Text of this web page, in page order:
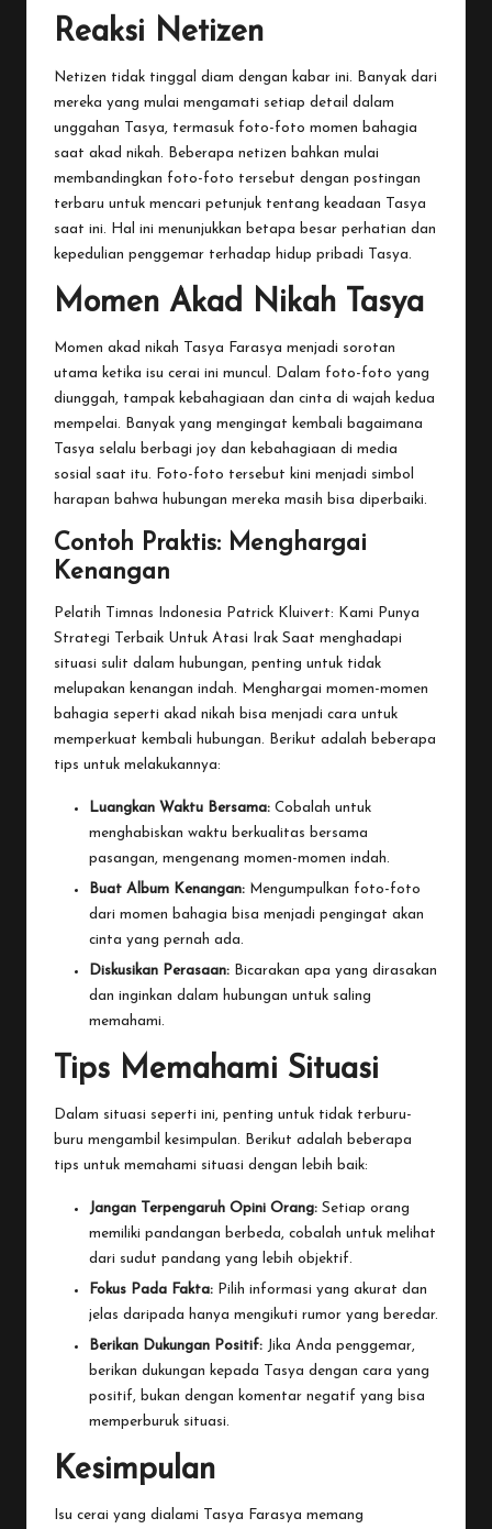
Reaksi Netizen
Netizen tidak tinggal diam dengan kabar ini. Banyak dari
mereka yang mulai mengamati setiap detail dalam
unggahan Tasya, termasuk foto-foto momen bahagia
saat akad nikah. Beberapa netizen bahkan mulai
membandingkan foto-foto tersebut dengan postingan
terbaru untuk mencari petunjuk tentang keadaan Tasya
saat ini. Hal ini menunjukkan betapa besar perhatian dan
kepedulian penggemar terhadap hidup pribadi Tasya.
Momen Akad Nikah Tasya
Momen akad nikah Tasya Farasya menjadi sorotan
utama ketika isu cerai ini muncul. Dalam foto-foto yang
diunggah, tampak kebahagiaan dan cinta di wajah kedua
mempelai. Banyak yang mengingat kembali bagaimana
Tasya selalu berbagi joy dan kebahagiaan di media
sosial saat itu. Foto-foto tersebut kini menjadi simbol
harapan bahwa hubungan mereka masih bisa diperbaiki.
Contoh Praktis: Menghargai
Kenangan
Pelatih Timnas Indonesia Patrick Kluivert: Kami Punya
Strategi Terbaik Untuk Atasi Irak Saat menghadapi
situasi sulit dalam hubungan, penting untuk tidak
melupakan kenangan indah. Menghargai momen-momen
bahagia seperti akad nikah bisa menjadi cara untuk
memperkuat kembali hubungan. Berikut adalah beberapa
tips untuk melakukannya:
Luangkan Waktu Bersama: Cobalah untuk
menghabiskan waktu berkualitas bersama
pasangan, mengenang momen-momen indah.
Buat Album Kenangan: Mengumpulkan foto-foto
dari momen bahagia bisa menjadi pengingat akan
cinta yang pernah ada.
Diskusikan Perasaan: Bicarakan apa yang dirasakan
dan inginkan dalam hubungan untuk saling
memahami.
Tips Memahami Situasi
Dalam situasi seperti ini, penting untuk tidak terburu-
buru mengambil kesimpulan. Berikut adalah beberapa
tips untuk memahami situasi dengan lebih baik:
Jangan Terpengaruh Opini Orang: Setiap orang
memiliki pandangan berbeda, cobalah untuk melihat
dari sudut pandang yang lebih objektif.
Fokus Pada Fakta: Pilih informasi yang akurat dan
jelas daripada hanya mengikuti rumor yang beredar.
Berikan Dukungan Positif: Jika Anda penggemar,
berikan dukungan kepada Tasya dengan cara yang
positif, bukan dengan komentar negatif yang bisa
memperburuk situasi.
Kesimpulan
Isu cerai yang dialami Tasya Farasya memang